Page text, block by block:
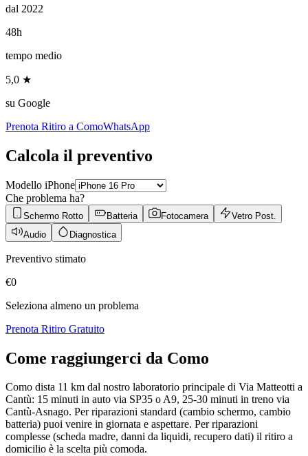
dal 2022
48h
tempo medio
5,0 ★
su Google
Prenota Ritiro a ComoWhatsApp
Calcola il preventivo
Modello iPhone
Che problema ha?
Schermo Rotto Batteria Fotocamera
Vetro Post.
Audio
Diagnostica
Preventivo stimato
€0
Seleziona almeno un problema
Prenota Ritiro Gratuito
Come raggiungerci da Como
Como dista 11 km dal nostro laboratorio principale di Via Matteotti a
Cantù: 15 minuti in auto via SP35 o A9, 25-30 minuti in treno via
Cantù-Asnago. Per riparazioni standard (cambio schermo, cambio
batteria) puoi venire in giornata e aspettare. Per riparazioni
complesse (scheda madre, danni da liquidi, recupero dati) il ritiro a
domicilio è la scelta più comoda.